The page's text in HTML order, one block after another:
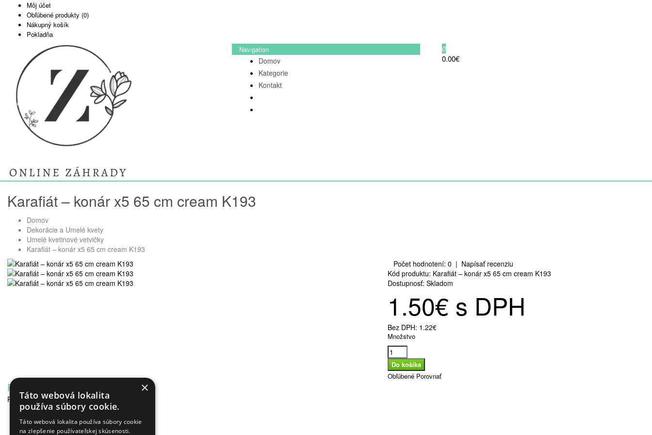
Môj účet
Obľúbené produkty (0)
Nákupný košík
Pokladňa
Navigation
Domov
Kategorie
Kontakt
0
0.00€
Karafiát – konár x5 65 cm cream K193
Domov
Dekorácie a Umelé kvety
Umelé kvetinové vetvičky
Karafiát – konár x5 65 cm cream K193
Počet hodnotení: 0 | Napísať recenziu
Kód produktu: Karafiát – konár x5 65 cm cream K193
Dostupnosť: Skladom
1.50€ s DPH
Bez DPH: 1.22€
Množstvo
Obľúbené Porovnať
Popis
Počet hláv: 5
Výška: 65 cm
Materiál: satén
×
Táto webová lokalita
používa súbory cookie.
Táto webová lokalita používa súbory cookie
na zlepšenie používateľskej skúsenosti.